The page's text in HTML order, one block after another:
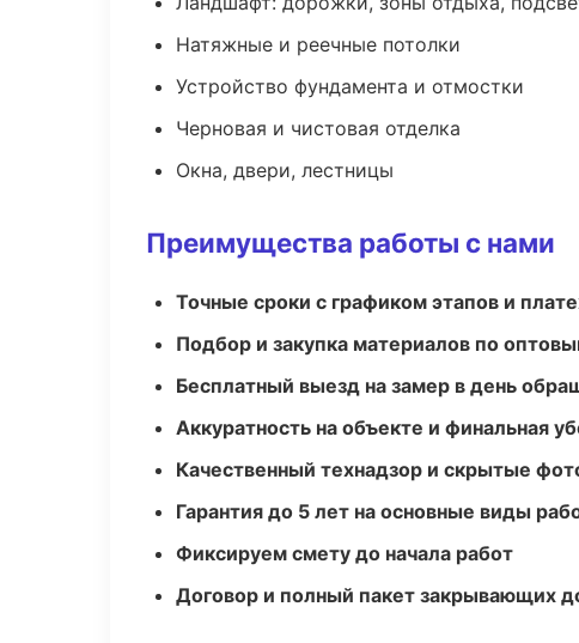
Натяжные и реечные потолки
Устройство фундамента и отмостки
Черновая и чистовая отделка
Окна, двери, лестницы
Преимущества работы с нами
Точные сроки с графиком этапов и
Подбор и закупка материалов по
Бесплатный выезд на замер в день
Аккуратность на объекте и финальная
Качественный технадзор и скрытые
Гарантия до 5 лет на основные виды
Фиксируем смету до начала работ
Договор и полный пакет закрывающих